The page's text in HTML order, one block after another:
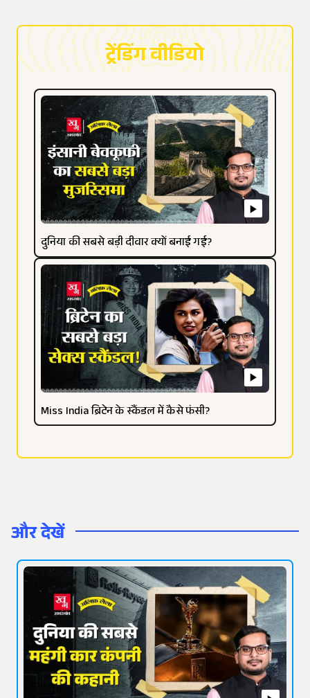
ट्रेंडिंग वीडियो
दुनिया की सबसे बड़ी दीवार क्यों बनाई गई?
Miss India ब्रिटेन के स्कैंडल में कैसे फंसी?
और देखें